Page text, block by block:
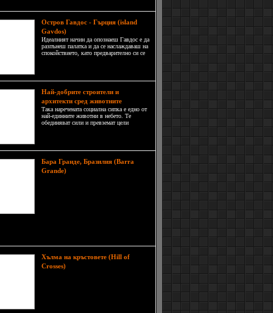
Остров Гавдос - Гърция (island
Gavdos)
Идеалният начин да опознаеш Гавдос е да
разпънеш палатка и да се наслаждаваш на
спокойствието, като предварително си се
Най-добрите строители и
архитекти сред животните
Така наречената социална сипка е едно от
най-единните животни в небето. Те
обединяват сили и превземат цели
сипки се събират и строят огромни
Бара Гранде, Бразилия (Barra
Grande)Североизточното
Хълма на кръстовете (Hill of
Crosses)Макар да звучи като